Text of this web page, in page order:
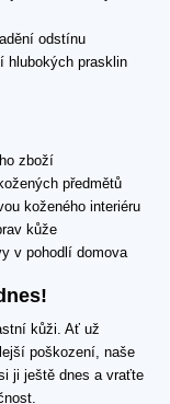
odstínu
hlubokých prasklin
zboží
předmětů
koženého interiéru
kůže
v pohodlí domova
kůži. Ať už
poškození, naše
ji ještě dnes a vraťte